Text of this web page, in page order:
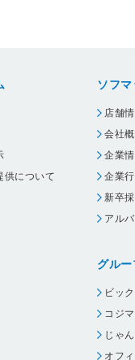
供について
ソフ
店舗
会社
企業
企業
新卒
アル
グルー
ビッ
コジマ
じゃ
オフ